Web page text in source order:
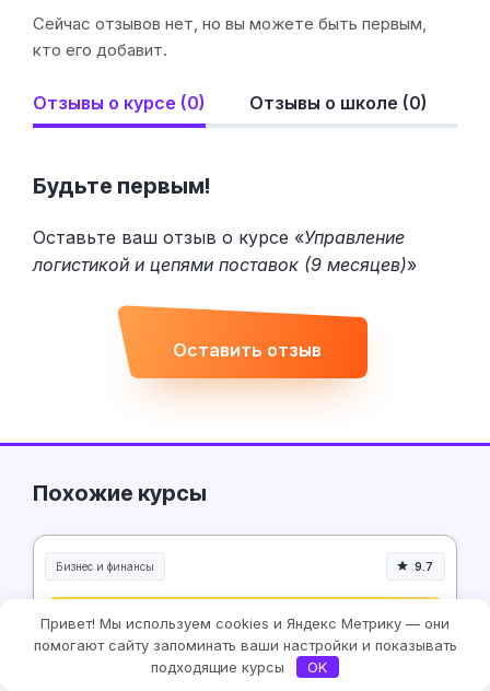
Сейчас отзывов нет, но вы можете быть первым,
кто его добавит.
Отзывы о курсе (0) Отзывы о школе (0)
Будьте первым!
Оставьте ваш отзыв о курсе «Управление
логистикой и цепями поставок (9 месяцев)»
Оставить отзыв
Похожие курсы
Бизнес и финансы 9.7
Привет! Мы используем cookies и Яндекс Метрику — они
помогают сайту запоминать ваши настройки и показывать
подходящие курсы
OK